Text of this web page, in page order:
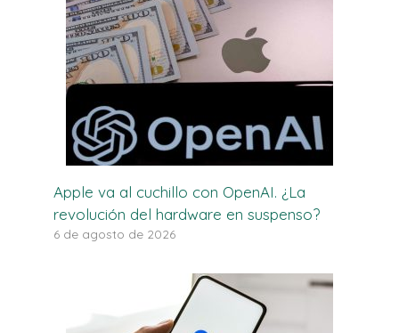
Apple va al cuchillo con OpenAI. ¿La
revolución del hardware en suspenso?
6 de agosto de 2026